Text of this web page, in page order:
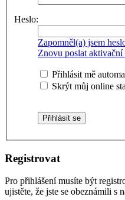
Heslo:
Zapomněl(a) jsem
Znovu poslat aktivační
Přihlásit mě
Skrýt můj online
Registrovat
Pro přihlášení musíte být
ujistěte, že jste se obeznámili s